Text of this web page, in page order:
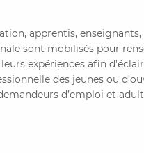
apprentis, enseignants,
sont mobilisés pour
expériences afin
des jeunes ou
d’emploi et